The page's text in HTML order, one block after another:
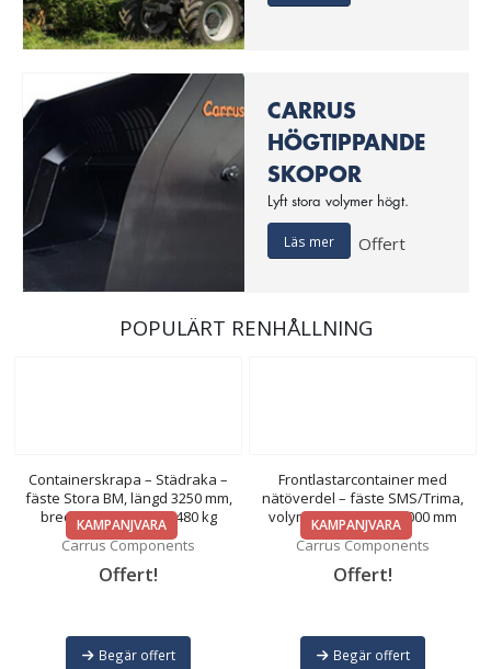
CARRUS
HÖGTIPPANDE
SKOPOR
Lyft stora volymer högt.
Läs mer Offert
POPULÄRT RENHÅLLNING
KAMPANJVARA
Containerskrapa – Städraka –
fäste Stora BM, längd 3250 mm,
bredd 1100 mm, vikt 480 kg
Carrus Components
Offert!
Begär offert
KAMPANJVARA
Frontlastarcontainer med
nätöverdel – fäste SMS/Trima,
volym 3000 l, bredd 2000 mm
Carrus Components
Offert!
Begär offert